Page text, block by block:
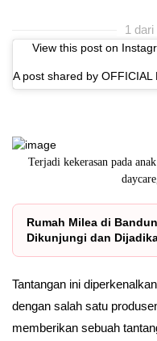
1
View this post on
umur di sebuah
Rumah Milea di
Dikunjungi dan
Tantangan ini
dengan salah satu
memberikan sebuah